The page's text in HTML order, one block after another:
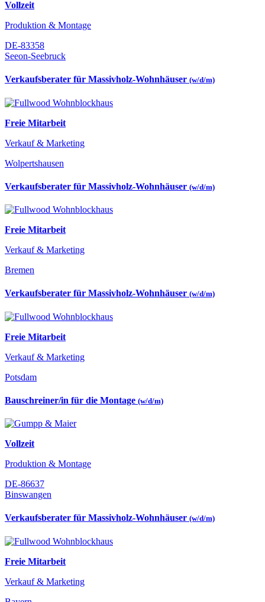
Vollzeit
Produktion & Montage
DE-83358
Seeon-Seebruck
Verkaufsberater für Massivholz-Wohnhäuser (w/d/m)
Freie Mitarbeit
Verkauf & Marketing
Wolpertshausen
Verkaufsberater für Massivholz-Wohnhäuser (w/d/m)
Freie Mitarbeit
Verkauf & Marketing
Bremen
Verkaufsberater für Massivholz-Wohnhäuser (w/d/m)
Freie Mitarbeit
Verkauf & Marketing
Potsdam
Bauschreiner/in für die Montage (w/d/m)
Vollzeit
Produktion & Montage
DE-86637
Binswangen
Verkaufsberater für Massivholz-Wohnhäuser (w/d/m)
Freie Mitarbeit
Verkauf & Marketing